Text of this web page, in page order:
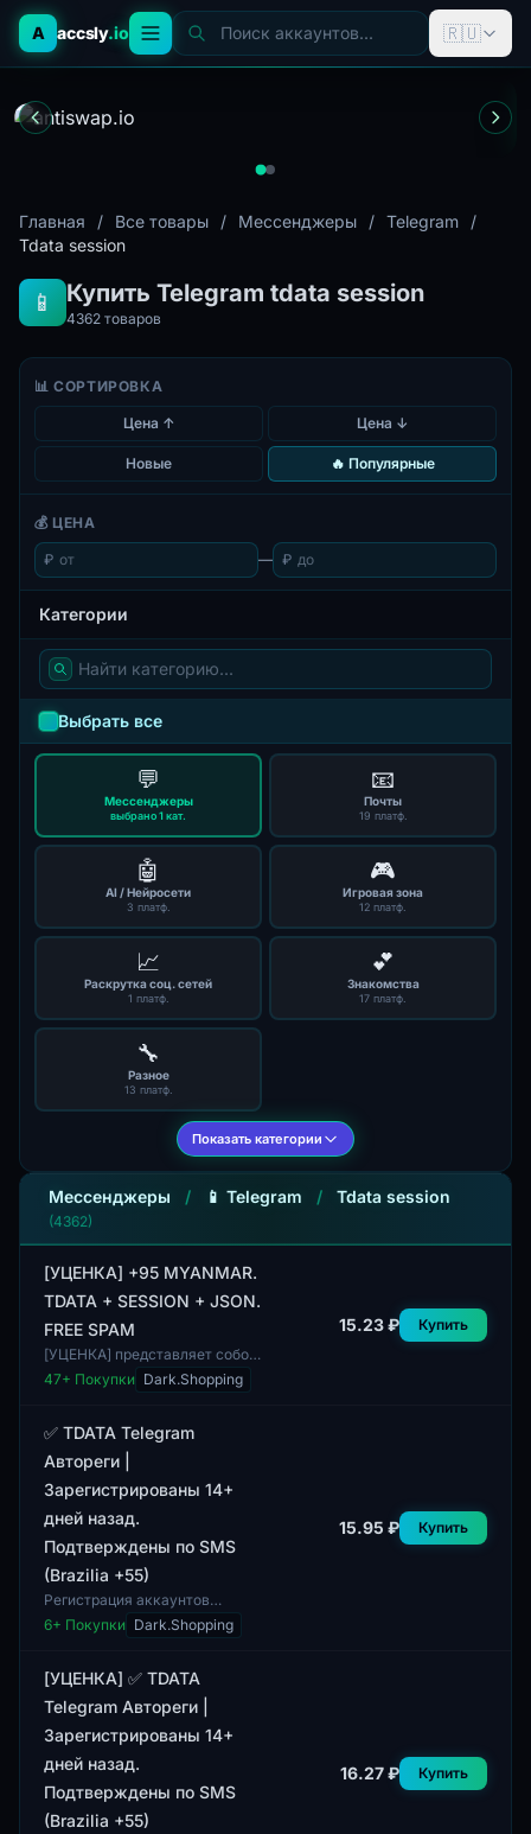
A accsly.io Поиск аккаунтов... 🇷🇺
Главная / Все товары / Мессенджеры / Telegram
/
Tdata session
📱 Купить Telegram tdata session
4362 товаров
📊 СОРТИРОВКА
Цена ↑ Цена ↓
Новые 🔥 Популярные
💰 ЦЕНА
₽ — ₽
Категории
Выбрать все
💬
Мессенджеры
выбрано 1 кат.
📧
Почты
19 платф.
🤖
AI / Нейросети
3 платф.
🎮
Игровая зона
12 платф.
📈
Раскрутка соц. сетей
1 платф.
💕
Знакомства
17 платф.
🔧
Разное
13 платф.
Показать категории
Мессенджеры / 📱 Telegram / Tdata session
(4362)
[УЦЕНКА] +95 MYANMAR.
TDATA + SESSION + JSON.
FREE SPAM
[УЦЕНКА] представляет собой
цифровой лот, содержащий
данные и сессии для
комплект входят TDAT...
47+ Покупки Dark.Shopping
15.23 ₽ Купить
✅ TDATA Telegram
Автореги |
Зарегистрированы 14+
дней назад.
Подтверждены по SMS
(Brazilia +55)
Регистрация аккаунтов
выполнена в Бразилии, с
использованием телефонного
были зарегистрированы...
6+ Покупки Dark.Shopping
15.95 ₽ Купить
[УЦЕНКА] ✅ TDATA
Telegram Автореги |
Зарегистрированы 14+
дней назад.
Подтверждены по SMS
(Brazilia +55)
16.27 ₽ Купить